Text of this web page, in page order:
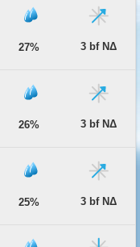
27% 3 bf ΝΔ
26% 3 bf ΝΔ
25% 3 bf ΝΔ